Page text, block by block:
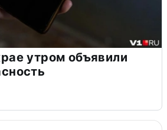
утром объявили